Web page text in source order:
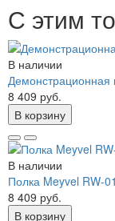
С этим
В наличии
Демонстрационная
8 409 руб.
В корзину
В наличии
Полка Meyvel RW-
8 409 руб.
В корзину